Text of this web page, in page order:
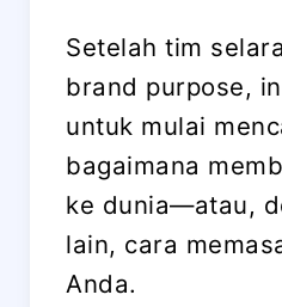
Setelah tim
brand purpose,
untuk mulai
bagaimana
ke dunia—atau,
lain, cara
Anda.